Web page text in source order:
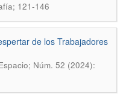
121-146
de los Trabajadores
Núm. 52 (2024):